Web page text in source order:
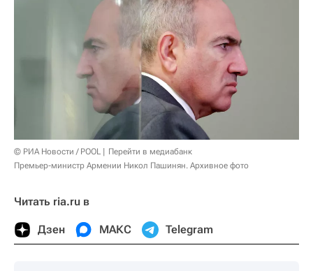
© РИА Новости / POOL
Перейти в медиабанк
Премьер-министр Армении Никол Пашинян. Архивное фото
Читать ria.ru в
Дзен МАКС Telegram